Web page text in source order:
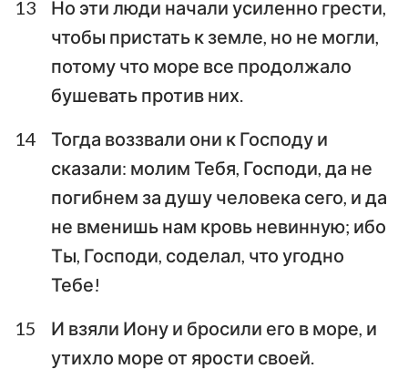
1 2 3 4
13
Но эти люди начали усиленно грести,
чтобы пристать к земле, но не могли,
потому что море все продолжало
бушевать против них.
14
Тогда воззвали они к Господу и
сказали: молим Тебя, Господи, да не
погибнем за душу человека сего, и да
не вменишь нам кровь невинную; ибо
Ты, Господи, соделал, что угодно
Тебе!
15
И взяли Иону и бросили его в море, и
утихло море от ярости своей.